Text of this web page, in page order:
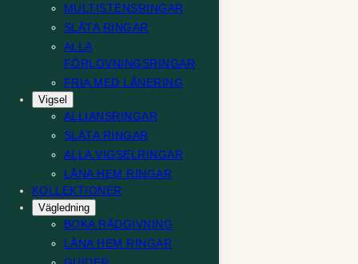
MULTISTENSRINGAR
SLÄTA RINGAR
ALLA
FÖRLOVNINGSRINGAR
FRIA MED LÅNERING
Vigsel
ALLIANSRINGAR
SLÄTA RINGAR
ALLA VIGSELRINGAR
LÅNA HEM RINGAR
KOLLEKTIONER
Vägledning
BOKA RÅDGIVNING
LÅNA HEM RINGAR